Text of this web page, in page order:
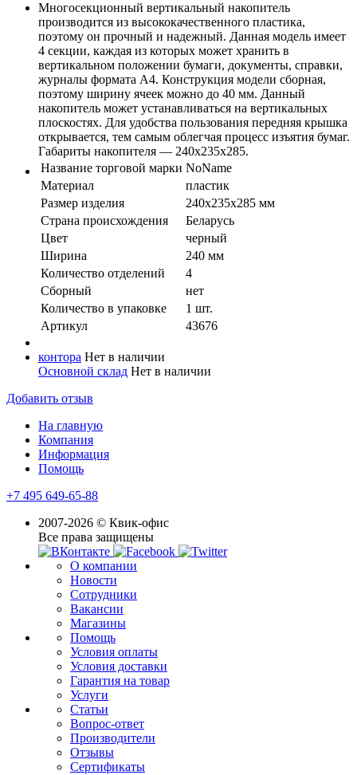
Многосекционный вертикальный накопитель
производится из высококачественного пластика,
поэтому он прочный и надежный. Данная модель имеет
4 секции, каждая из которых может хранить в
вертикальном положении бумаги, документы, справки,
журналы формата А4. Конструкция модели сборная,
поэтому ширину ячеек можно до 40 мм. Данный
накопитель может устанавливаться на вертикальных
плоскостях. Для удобства пользования передняя крышка
открывается, тем самым облегчая процесс изъятия бумаг.
Габариты накопителя — 240х235х285.
Название торговой марки NoName
Материал
пластик
Размер изделия
240х235х285 мм
Страна происхождения
Беларусь
Цвет
черный
Ширина
240 мм
Количество отделений
4
Сборный
нет
Количество в упaковке
1 шт.
Артикул
43676
контора Нет в наличии
Основной склад Нет в наличии
Добавить отзыв
На главную
Компания
Информация
Помощь
+7 495 649-65-88
2007-2026 © Квик-офис
Все права защищены
О компании
Новости
Сотрудники
Вакансии
Магазины
Помощь
Условия оплаты
Условия доставки
Гарантия на товар
Услуги
Статьи
Вопрос-ответ
Производители
Отзывы
Сертификаты